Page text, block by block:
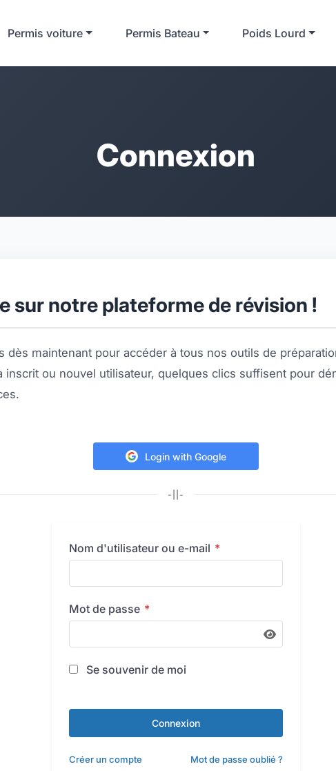
Permis voiture Permis Bateau Poids Lourd
Connexion
sur notre plateforme de révision !
dès maintenant pour accéder à tous nos outils de
inscrit ou nouvel utilisateur, quelques clics suffisent pour
Login with Google
Nom d'utilisateur ou e-mail *
Mot de passe *
Se souvenir de moi
Connexion
Créer un compte Mot de passe oublié ?